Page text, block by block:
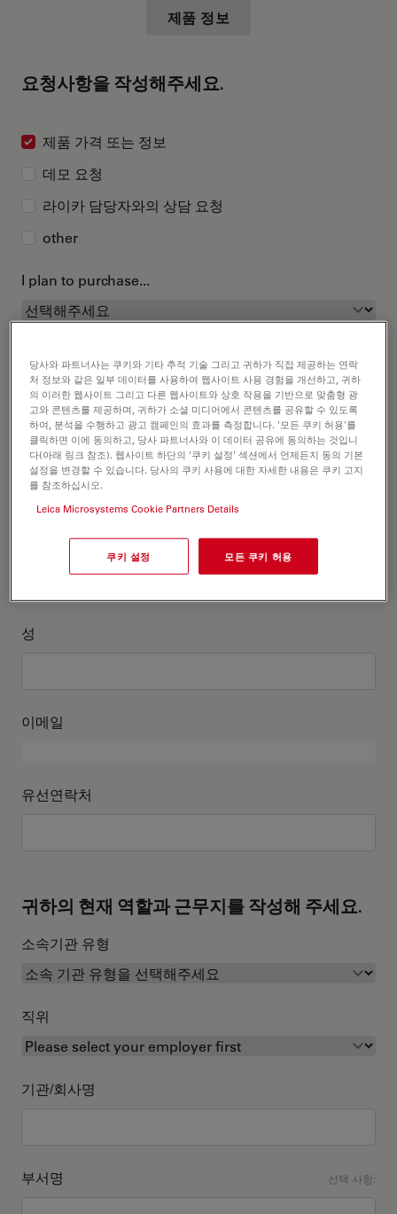
제품 정보
요청사항을 작성해주세요.
제품 가격 또는 정보
데모 요청
라이카 담당자와의 상담 요청
other
I plan to purchase...
고객정보를 작성해주세요
직위 선택 사항:
성
이메일
유선연락처
귀하의 현재 역할과 근무지를 작성해 주세요.
소속기관 유형
직위
기관/회사명
부서명 선택 사항:
당사와 파트너사는 쿠키와 기타 추적 기술 그리고 귀하가 직접 제공하는 연락
처 정보와 같은 일부 데이터를 사용하여 웹사이트 사용 경험을 개선하고, 귀하
의 이러한 웹사이트 그리고 다른 웹사이트와 상호 작용을 기반으로 맞춤형 광
고와 콘텐츠를 제공하며, 귀하가 소셜 미디어에서 콘텐츠를 공유할 수 있도록
하여, 분석을 수행하고 광고 캠페인의 효과를 측정합니다. '모든 쿠키 허용'를
클릭하면 이에 동의하고, 당사 파트너사와 이 데이터 공유에 동의하는 것입니
다(아래 링크 참조). 웹사이트 하단의 '쿠키 설정' 섹션에서 언제든지 동의 기본
설정을 변경할 수 있습니다. 당사의 쿠키 사용에 대한 자세한 내용은 쿠키 고지
를 참조하십시오.
Leica Microsystems Cookie Partners Details
쿠키 설정 모든 쿠키 허용